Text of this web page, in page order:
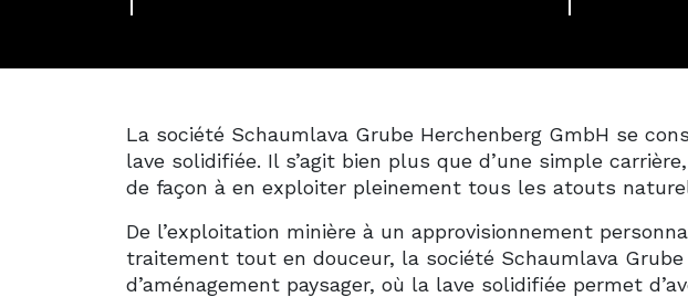
La société Schaumlava Grube Herchenberg GmbH se
lave solidifiée. Il s’agit bien plus que d’une simple
de façon à en exploiter pleinement tous les atouts
De l’exploitation minière à un approvisionnement
traitement tout en douceur, la société Schaumlava
d’aménagement paysager, où la lave solidifiée permet